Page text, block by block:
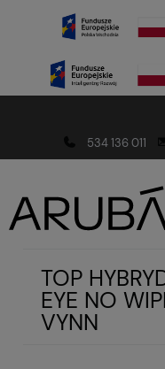
534 136 011
TOP
EYE NO
VYNN